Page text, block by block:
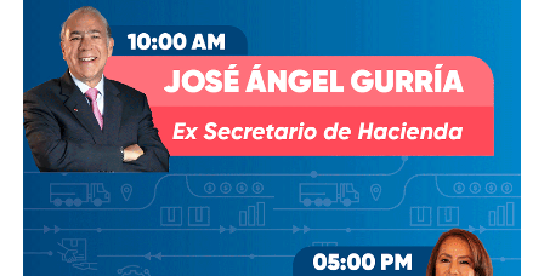
Agua abrió un expediente que no avanzó pese a 350 mil
afectados y una queja de oficio de la Comisión Estatal de
Derechos Humanos; en abril de 2023, el entonces
presidenteAndrés Manuel López Obradorrespondió a
una petición del gobernador Ricardo Gallardo Cardona con
un “a lo mejor se lo cambiamos” que no derivó en ningún
trámite documentado; y desde 2025, la Comisión Nacional
del Agua asegura estar “evaluando” el retiro de la
concesión, hasta el momento, sin resolución.